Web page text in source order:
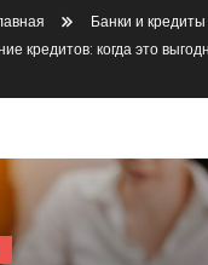
Банки и кредиты
кредитов: когда это